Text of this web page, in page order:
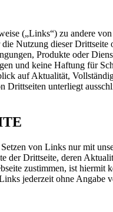
(„Links“) zu andere
Nutzung dieser
Produkte oder
und keine Haftung für
auf Aktualität,
unterliegt
von Links nur mit
Drittseite, deren
zustimmen, ist
jederzeit ohne Angabe